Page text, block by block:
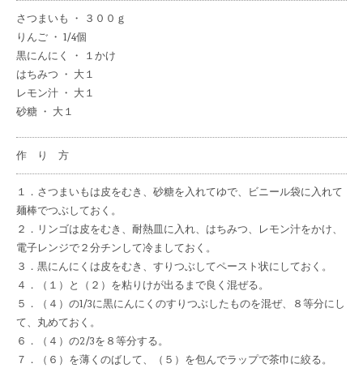
さつまいも ・ ３００ｇ
りんご ・ 1/4個
黒にんにく ・ １かけ
はちみつ ・ 大１
レモン汁 ・ 大１
砂糖 ・ 大１
作 り 方
１．さつまいもは皮をむき、砂糖を入れてゆで、ビニール袋に入れて
麺棒でつぶしておく。
２．リンゴは皮をむき、耐熱皿に入れ、はちみつ、レモン汁をかけ、
電子レンジで２分チンして冷ましておく。
３．黒にんにくは皮をむき、すりつぶしてペースト状にしておく。
４．（１）と（２）を粘りけが出るまで良く混ぜる。
５．（４）の1/3に黒にんにくのすりつぶしたものを混ぜ、８等分にし
て、丸めておく。
６．（４）の2/3を８等分する。
７．（６）を薄くのばして、（５）を包んでラップで茶巾に絞る。